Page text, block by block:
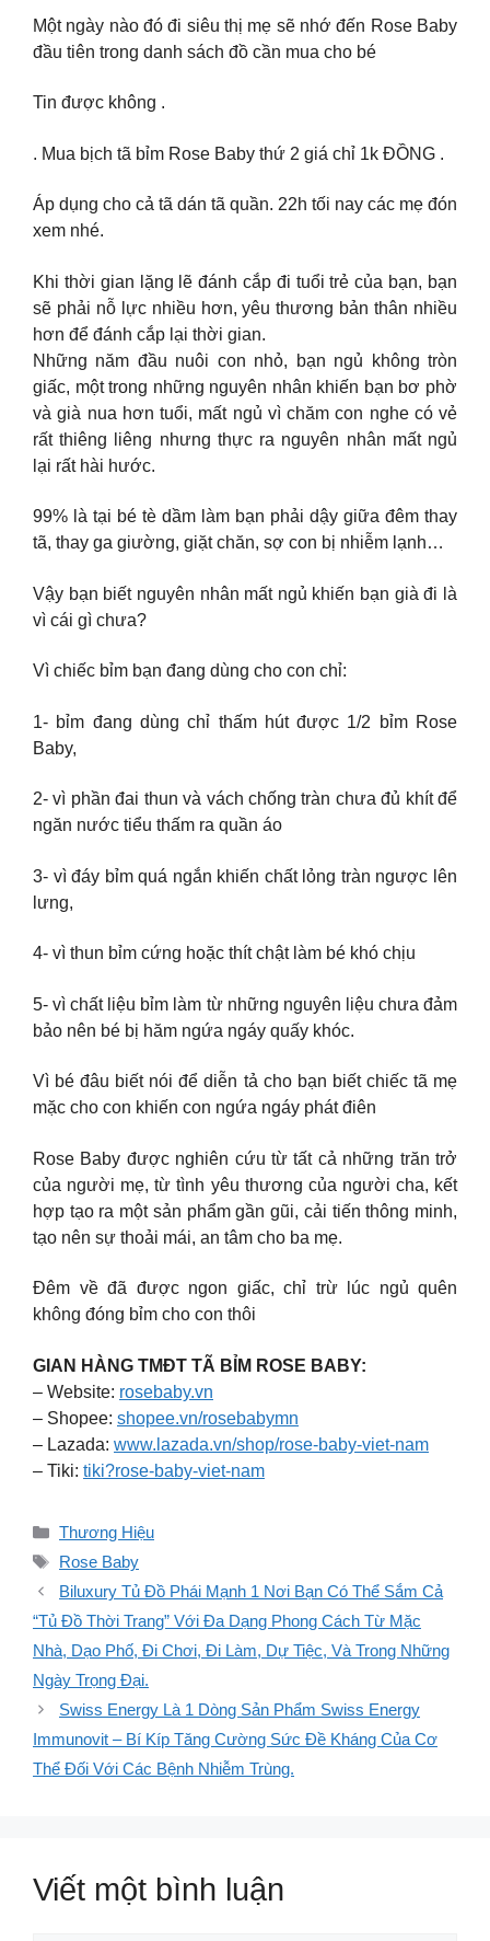
Một ngày nào đó đi siêu thị mẹ sẽ nhớ đến Rose Baby
đầu tiên trong danh sách đồ cần mua cho bé
Tin được không .
. Mua bịch tã bỉm Rose Baby thứ 2 giá chỉ 1k ĐỒNG .
Áp dụng cho cả tã dán tã quần. 22h tối nay các mẹ đón
xem nhé.
Khi thời gian lặng lẽ đánh cắp đi tuổi trẻ của bạn, bạn
sẽ phải nỗ lực nhiều hơn, yêu thương bản thân nhiều
hơn để đánh cắp lại thời gian.
Những năm đầu nuôi con nhỏ, bạn ngủ không tròn
giấc, một trong những nguyên nhân khiến bạn bơ phờ
và già nua hơn tuổi, mất ngủ vì chăm con nghe có vẻ
rất thiêng liêng nhưng thực ra nguyên nhân mất ngủ
lại rất hài hước.
99% là tại bé tè dầm làm bạn phải dậy giữa đêm thay
tã, thay ga giường, giặt chăn, sợ con bị nhiễm lạnh…
Vậy bạn biết nguyên nhân mất ngủ khiến bạn già đi là
vì cái gì chưa?
Vì chiếc bỉm bạn đang dùng cho con chỉ:
1- bỉm đang dùng chỉ thấm hút được 1/2 bỉm Rose
Baby,
2- vì phần đai thun và vách chống tràn chưa đủ khít để
ngăn nước tiểu thấm ra quần áo
3- vì đáy bỉm quá ngắn khiến chất lỏng tràn ngược lên
lưng,
4- vì thun bỉm cứng hoặc thít chật làm bé khó chịu
5- vì chất liệu bỉm làm từ những nguyên liệu chưa đảm
bảo nên bé bị hăm ngứa ngáy quấy khóc.
Vì bé đâu biết nói để diễn tả cho bạn biết chiếc tã mẹ
mặc cho con khiến con ngứa ngáy phát điên
Rose Baby được nghiên cứu từ tất cả những trăn trở
của người mẹ, từ tình yêu thương của người cha, kết
hợp tạo ra một sản phẩm gần gũi, cải tiến thông minh,
tạo nên sự thoải mái, an tâm cho ba mẹ.
Đêm về đã được ngon giấc, chỉ trừ lúc ngủ quên
không đóng bỉm cho con thôi
GIAN HÀNG TMĐT TÃ BỈM ROSE BABY:
– Website: rosebaby.vn
– Shopee: shopee.vn/rosebabymn
– Lazada: www.lazada.vn/shop/rose-baby-viet-nam
– Tiki: tiki?rose-baby-viet-nam
Danh
mục
Thương Hiệu
Thẻ
Rose Baby
Biluxury Tủ Đồ Phái Mạnh 1 Nơi Bạn Có Thể Sắm Cả
“Tủ Đồ Thời Trang” Với Đa Dạng Phong Cách Từ Mặc
Nhà, Dạo Phố, Đi Chơi, Đi Làm, Dự Tiệc, Và Trong Những
Ngày Trọng Đại.
Swiss Energy Là 1 Dòng Sản Phẩm Swiss Energy
Immunovit – Bí Kíp Tăng Cường Sức Đề Kháng Của Cơ
Thể Đối Với Các Bệnh Nhiễm Trùng.
Viết một bình luận